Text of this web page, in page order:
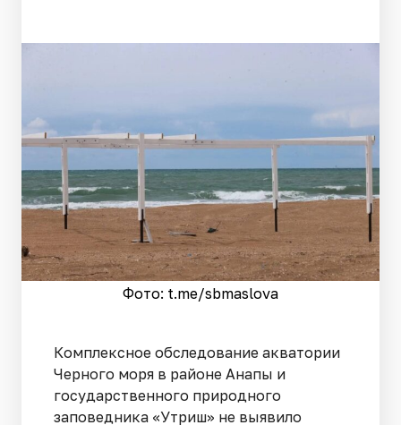
Фото: t.me/sbmaslova
Комплексное обследование акватории
Черного моря в районе Анапы и
государственного природного
заповедника «Утриш» не выявило